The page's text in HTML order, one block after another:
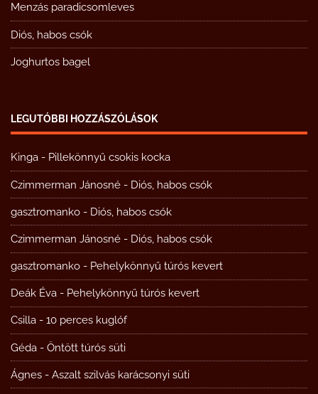
Menzás paradicsomleves
Diós, habos csók
Joghurtos bagel
LEGUTÓBBI HOZZÁSZÓLÁSOK
Kinga - Pillekönnyű csokis kocka
Czimmerman Jánosné - Diós, habos csók
gasztromanko - Diós, habos csók
Czimmerman Jánosné - Diós, habos csók
gasztromanko - Pehelykönnyű túrós kevert
Deák Éva - Pehelykönnyű túrós kevert
Csilla - 10 perces kuglóf
Géda - Öntött túrós süti
Ágnes - Aszalt szilvás karácsonyi süti